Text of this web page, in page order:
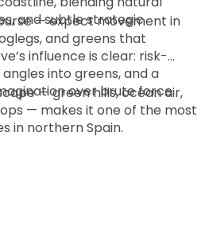
and subtle strategic
— expect movement in
and greens that
influence is clear: risk-
into greens, and a
over brute force.
— green hills, ocean air,
— makes it one of the most
in northern Spain.